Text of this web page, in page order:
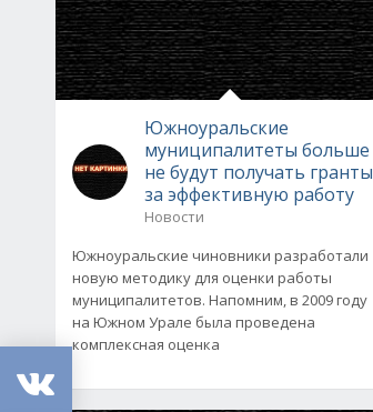
Южноуральские
муниципалитеты больше
не будут получать гранты
за эффективную работу
Новости
Южноуральские чиновники разработали
новую методику для оценки работы
муниципалитетов. Напомним, в 2009 году
на Южном Урале была проведена
комплексная оценка